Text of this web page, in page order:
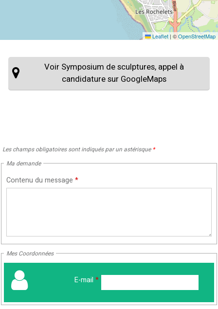
Leaflet | ©OpenStreetMap
Voir Symposium de sculptures, appel à
candidature sur GoogleMaps
Les champs obligatoires sont indiqués par un astérisque *
Ma demande
Contenu du message *
Mes Coordonnées
E-mail *